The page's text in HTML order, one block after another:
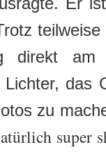
direkt am
das
zu
super